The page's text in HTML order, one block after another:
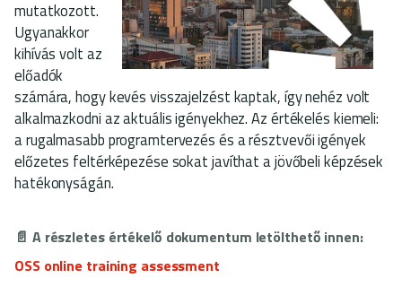
mutatkozott.
Ugyanakkor
kihívás volt az
előadók
számára, hogy kevés visszajelzést kaptak, így nehéz volt
alkalmazkodni az aktuális igényekhez. Az értékelés kiemeli:
a rugalmasabb programtervezés és a résztvevői igények
előzetes feltérképezése sokat javíthat a jövőbeli képzések
hatékonyságán.
📄 A részletes értékelő dokumentum letölthető innen:
OSS online training assessment